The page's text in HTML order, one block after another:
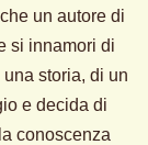
un autore di
si innamori di
storia, di un
e decida di
conoscenza